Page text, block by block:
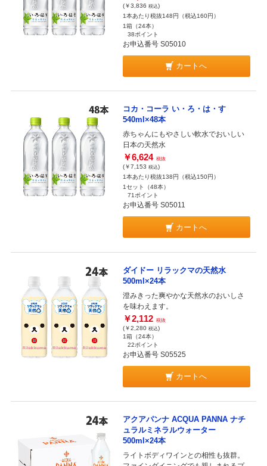
(￥3,836 税込)
1本あたり税抜148円（税込160円）
1箱（24本）
38ポイント
お申込番号 S05010
カートへ
コカ・コーラ い・ろ・は・す
540ml×48本
赤ちゃんにもやさしい軟水でおいしい
日本の天然水
￥6,624 税抜
(￥7,153 税込)
1本あたり税抜138円（税込150円）
1セット（48本）
71ポイント
お申込番号 S05011
カートへ
ダイドー リラックマの天然水
500ml×24本
澄みきった爽やかな天然水のおいしさ
を味わえます。
￥2,112 税抜
(￥2,280 税込)
1箱（24本）
22ポイント
お申込番号 S05525
カートへ
アクアパンナ ACQUA PANNA ナチ
ュラルミネラルウォーター
500ml×24本
ライトボディワインとの相性も抜群。